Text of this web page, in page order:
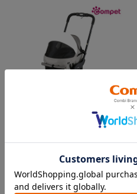
新色登場！幌はファスナー式
でラクラク開閉でき、ワンち